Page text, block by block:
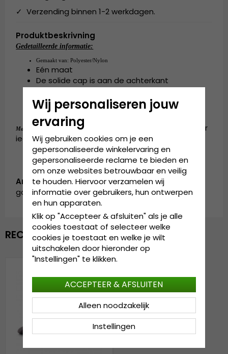
✓ Verzending binnen 1-2 werkdagen.
Produktbeskrivning
Gedetailleerde informatie:
Gemaakt van: Polyester/Nylon
Eén maat
De solide cap is aan de achterkant
Maattabel:
de cap is verkrijgbaar in één maat, die door
iedereen gedragen kan worden
Artikelnummer:
garda.PCH005.trucker.roadagain.grey
RECENTELIJK BEKEKEN
Wij personaliseren jouw
ervaring
Wij gebruiken cookies om je een
gepersonaliseerde winkelervaring en
gepersonaliseerde reclame te bieden en
om onze websites betrouwbaar en veilig
te houden. Hiervoor verzamelen wij
informatie over gebruikers, hun ontwerpen
en hun apparaten.
Klik op "Accepteer & afsluiten" als je alle
cookies toestaat of selecteer welke
cookies je toestaat en welke je wilt
uitschakelen door hieronder op
"Instellingen" te klikken.
Instellingen
Alleen noodzakelijk
ACCEPTEER & AFSLUITEN